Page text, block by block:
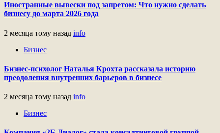
Иностранные вывески под запретом: Что нужно сделать
бизнесу до марта 2026 года
2 месяца тому назад info
Бизнес
Бизнес-психолог Наталья Крохта рассказала историю
преодоления внутренних барьеров в бизнесе
2 месяца тому назад info
Бизнес